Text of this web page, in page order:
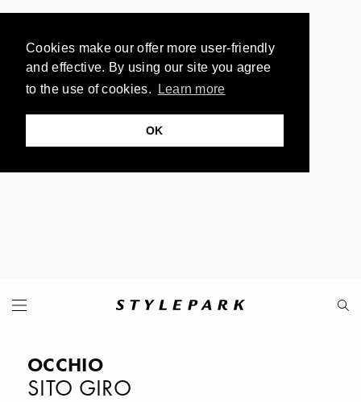
Cookies make our offer more user-friendly
and effective. By using our site you agree
to the use of cookies.
Learn more
OK
OCCHIO
SITO GIRO